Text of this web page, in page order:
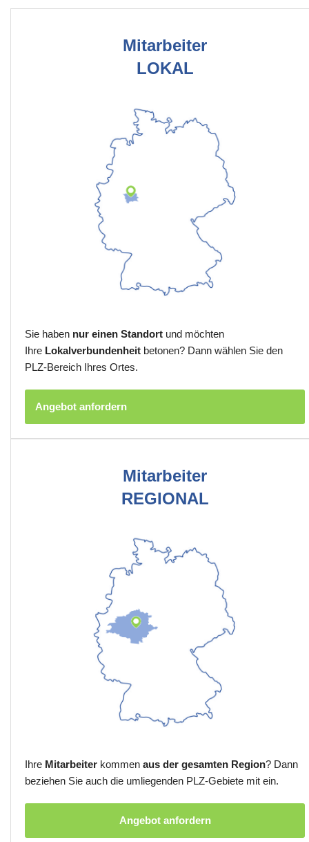
Mitarbeiter
LOKAL
Sie haben nur einen Standort und möchten
Ihre Lokalverbundenheit betonen? Dann wählen Sie den
PLZ-Bereich Ihres Ortes.
Angebot anfordern
Mitarbeiter
REGIONAL
Ihre Mitarbeiter kommen aus der gesamten Region? Dann
beziehen Sie auch die umliegenden PLZ-Gebiete mit ein.
Angebot anfordern